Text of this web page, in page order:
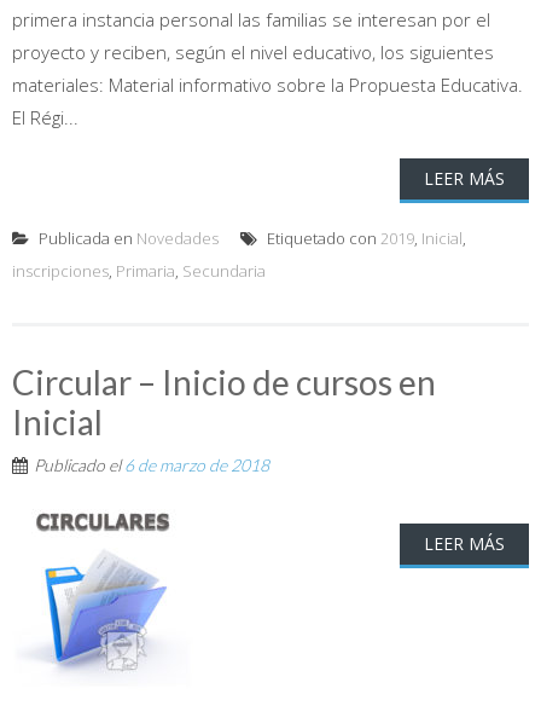
primera instancia personal las familias se interesan por el
proyecto y reciben, según el nivel educativo, los siguientes
materiales: Material informativo sobre la Propuesta Educativa.
El Régi...
LEER MÁS
Publicada en Novedades Etiquetado con 2019, Inicial,
inscripciones, Primaria, Secundaria
Circular – Inicio de cursos en
Inicial
Publicado el6 de marzo de 2018
LEER MÁS